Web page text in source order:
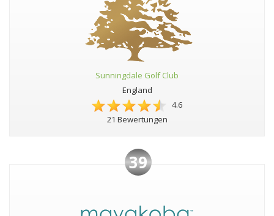
Sunningdale Golf Club
England
4.6
21 Bewertungen
39